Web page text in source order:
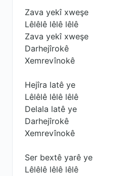
Zava yekî xweşe
Lêlêlê lêlê lêlê
Zava yekî xweşe
Darhejîrokê
Xemrevînokê
Hejîra latê ye
Lêlêlê lêlê lêlê
Delala latê ye
Darhejîrokê
Xemrevînokê
Ser bextê yarê ye
Lêlêlê lêlê lêlê